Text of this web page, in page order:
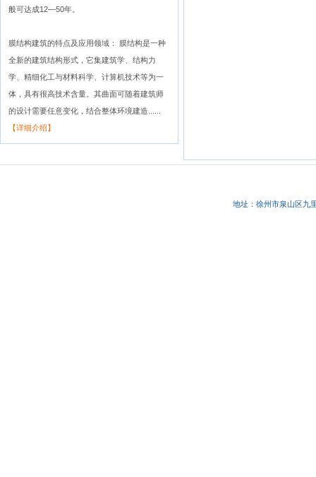
般可达成12—50年。
膜结构建筑的特点及应用领域： 膜结构是一种
全新的建筑结构形式，它集建筑学、结构力
学、精细化工与材料科学、计算机技术等为一
体，具有很高技术含量。其曲面可随着建筑师
的设计需要任意变化，结合整体环境建造......
【详细介绍】
地址：徐州市泉山区九